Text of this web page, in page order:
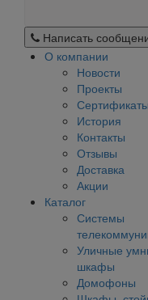
Написать
О компании
Новости
Проекты
Сертификаты
История
Контакты
Отзывы
Доставка
Акции
Каталог
Системы
Уличные
шкафы
Домофоны